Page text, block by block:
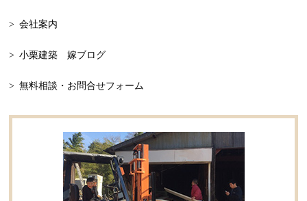
2022年12月
2022年11月
2022年9月
2022年8月
床板の張替え
リフォーム事例
会社案内
小栗建築 嫁ブログ
無料相談・お問合せフォーム